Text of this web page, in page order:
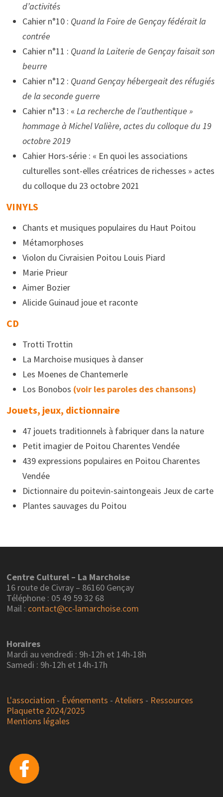
d’activités
Cahier n°10 : Quand la Foire de Gençay fédérait la
contrée
Cahier n°11 : Quand la Laiterie de Gençay faisait son
beurre
Cahier n°12 : Quand Gençay hébergeait des réfugiés
de la seconde guerre
Cahier n°13 : «La recherche de l’authentique »
hommage à Michel Valière, actes du colloque du 19
octobre 2019
Cahier Hors-série : « En quoi les associations
culturelles sont-elles créatrices de richesses » actes
du colloque du 23 octobre 2021
VINYLS
Chants et musiques populaires du Haut Poitou
Métamorphoses
Violon du Civraisien Poitou Louis Piard
Marie Prieur
Aimer Bozier
Alicide Guinaud joue et raconte
CD
Trotti Trottin
La Marchoise musiques à danser
Les Moenes de Chantemerle
Los Bonobos (voir les paroles des chansons)
Jouets, jeux, dictionnaire
47 jouets traditionnels à fabriquer dans la nature
Petit imagier de Poitou Charentes Vendée
439 expressions populaires en Poitou Charentes
Vendée
Dictionnaire du poitevin-saintongeais Jeux de carte
Plantes sauvages du Poitou
Centre Culturel – La Marchoise
16 route de Civray – 86160 Gençay
Téléphone : 05 49 59 32 68
Mail : contact@cc-lamarchoise.com
Horaires
Mardi au vendredi : 9h-12h et 14h-18h
Samedi : 9h-12h et 14h-17h
L'association - Événements -Ateliers - Ressources
Plaquette 2024/2025
Mentions légales